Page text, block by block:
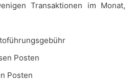
Transaktionen im Monat,
Posten
Posten